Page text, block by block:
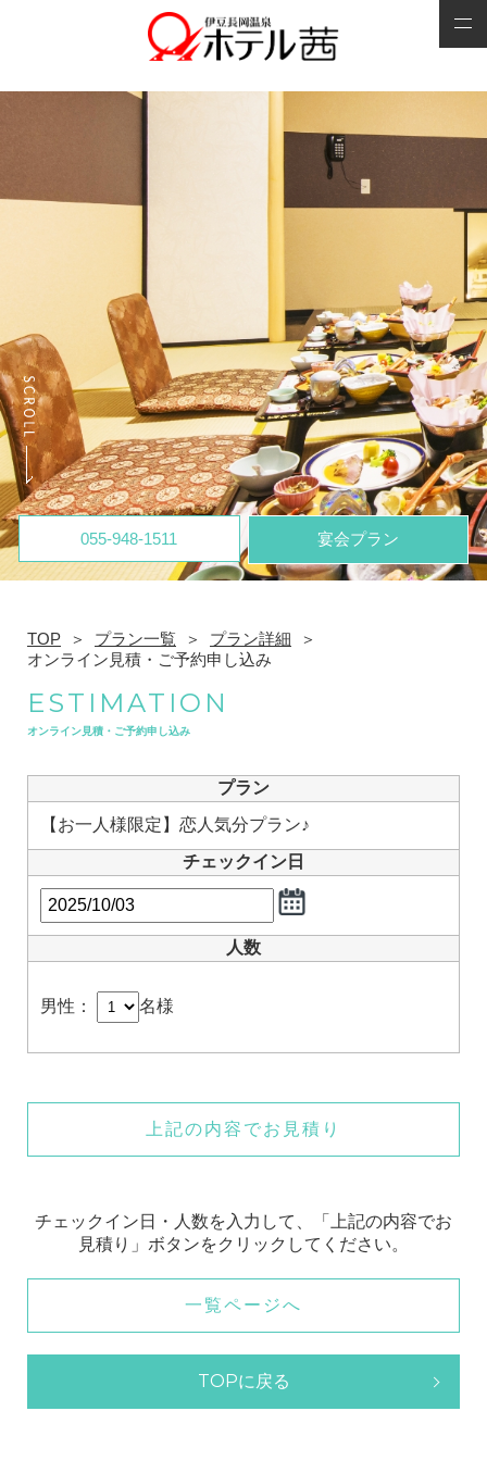
055-948-1511 宴会プラン
TOP プラン一覧
プラン詳細
オンライン見積・ご予約申し込み
ESTIMATION
オンライン見積・ご予約申し込み
プラン
【お一人様限定】恋人気分プラン♪
チェックイン日
人数
男性： 名様
上記の内容でお見積り
チェックイン日・人数を入力して、「上記の内容でお
見積り」ボタンをクリックしてください。
一覧ページへ
TOPに戻る